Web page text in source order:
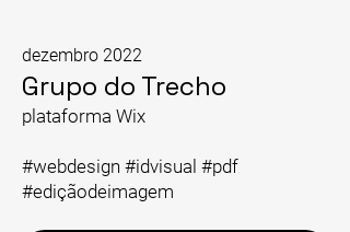
dezembro 2022
Grupo do Trecho
plataforma Wix
#webdesign #idvisual #pdf
#ediçãodeimagem